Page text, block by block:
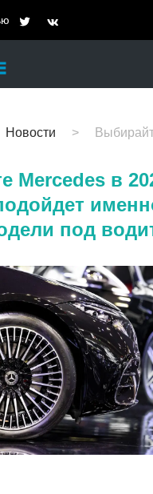
Новости Выбирайте Mercedes в 2026 году, который
Mercedes в
под